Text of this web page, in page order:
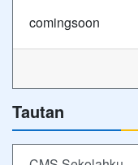
comingsoon
Tautan